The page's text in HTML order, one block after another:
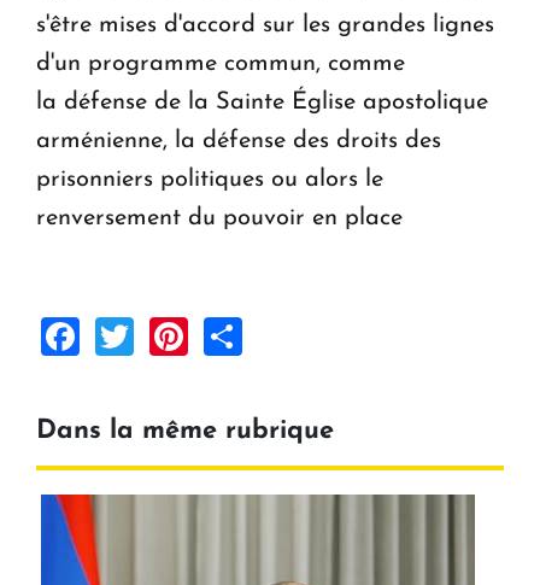
s'être mises d'accord sur les grandes lignes
d'un programme commun, comme
la défense de la Sainte Église apostolique
arménienne, la défense des droits des
prisonniers politiques ou alors le
renversement du pouvoir en place
Facebook
TwitterPinterest
Dans la même rubrique